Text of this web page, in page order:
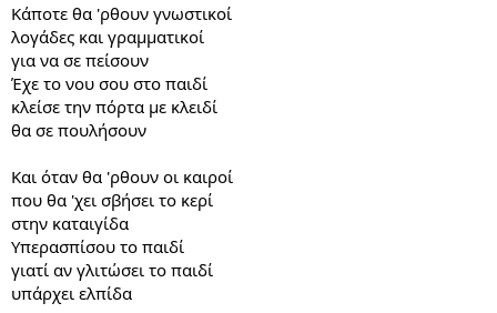
Κάποτε θα 'ρθουν γνωστικοί
λογάδες και γραμματικοί
για να σε πείσουν
Έχε το νου σου στο παιδί
κλείσε την πόρτα με κλειδί
θα σε πουλήσουν
Και όταν θα 'ρθουν οι καιροί
που θα 'χει σβήσει το κερί
στην καταιγίδα
Υπερασπίσου το παιδί
γιατί αν γλιτώσει το παιδί
υπάρχει ελπίδα